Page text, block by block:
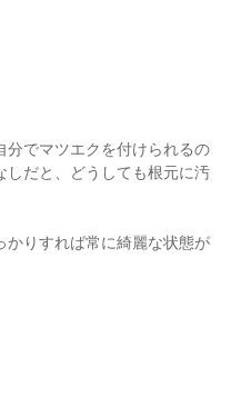
分でマツエクを付けられるの
しだと、どうしても根元に汚
かりすれば常に綺麗な状態が